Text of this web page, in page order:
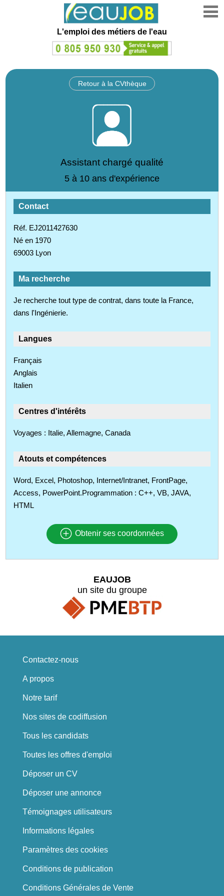
L'emploi des métiers de l'eau
Retour à la CVthèque
Assistant chargé qualité
5 à 10 ans d'expérience
Contact
Réf. EJ2011427630
Né en 1970
69003 Lyon
Ma recherche
Je recherche tout type de contrat, dans toute la France,
dans l'Ingénierie.
Langues
Français
Anglais
Italien
Centres d'intérêts
Voyages : Italie, Allemagne, Canada
Atouts et compétences
Word, Excel, Photoshop, Internet/Intranet, FrontPage,
Access, PowerPoint.Programmation : C++, VB, JAVA,
HTML
Obtenir ses coordonnées
EAUJOB
un site du groupe
Contactez-nous
A propos
Notre tarif
Nos sites de codiffusion
Tous les candidats
Toutes les offres d'emploi
Déposer un CV
Déposer une annonce
Témoignages utilisateurs
Informations légales
Paramètres des cookies
Conditions de publication
Conditions Générales de Vente